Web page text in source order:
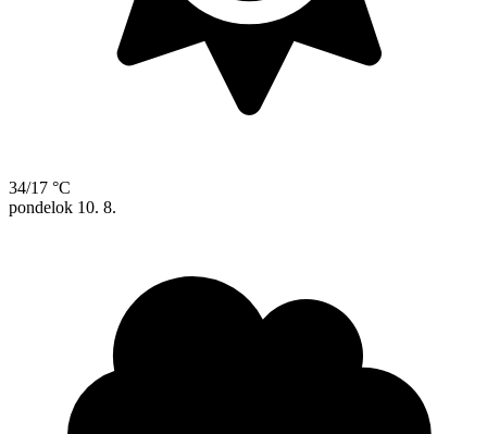
34/17 °C
pondelok 10. 8.